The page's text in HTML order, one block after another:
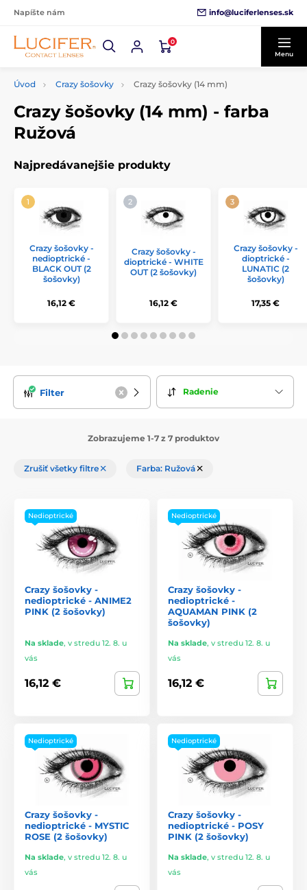
Napíšte nám info@luciferlenses.sk
0
Menu
Úvod Crazy šošovky Crazy šošovky (14 mm)
Crazy šošovky (14 mm) - farba
Ružová
Najpredávanejšie produkty
Crazy šošovky -
nedioptrické -
BLACK OUT (2
šošovky)
16,12 €
Crazy šošovky -
dioptrické - WHITE
OUT (2 šošovky)
16,12 €
Crazy šošovky -
dioptrické -
LUNATIC (2
šošovky)
17,35 €
Filter Radenie
Zobrazujeme 1-7 z 7 produktov
Zrušiť všetky filtre Farba: Ružová
Nedioptrické
Crazy šošovky -
nedioptrické - ANIME2
PINK (2 šošovky)
Na sklade, v stredu 12. 8. u
vás
16,12 €
Nedioptrické
Crazy šošovky -
nedioptrické -
AQUAMAN PINK (2
šošovky)
Na sklade, v stredu 12. 8. u
vás
16,12 €
Nedioptrické
Crazy šošovky -
nedioptrické - MYSTIC
ROSE (2 šošovky)
Na sklade, v stredu 12. 8. u
vás
Nedioptrické
Crazy šošovky -
nedioptrické - POSY
PINK (2 šošovky)
Na sklade, v stredu 12. 8. u
vás